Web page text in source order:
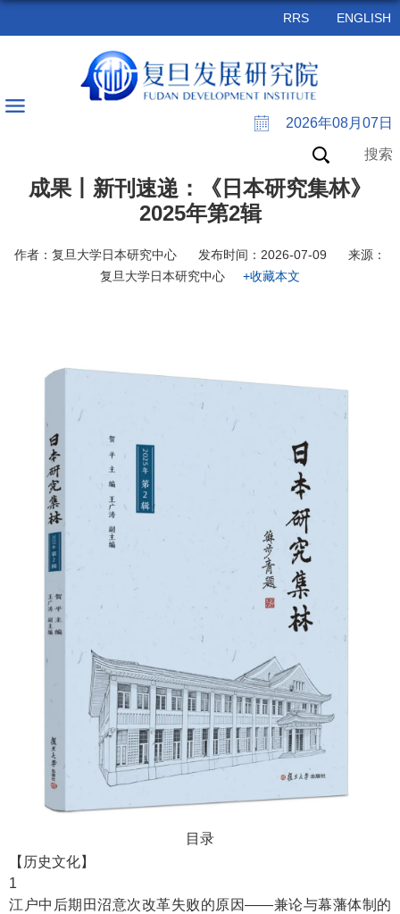
RRS ENGLISH
2026年08月07日
搜索
成果丨新刊速递：《日本研究集林》
2025年第2辑
作者：复旦大学日本研究中心 发布时间：2026-07-09
来源：
复旦大学日本研究中心
+收藏本文
目录
【历史文化】
1
江户中后期田沼意次改革失败的原因——兼论与幕藩体制的